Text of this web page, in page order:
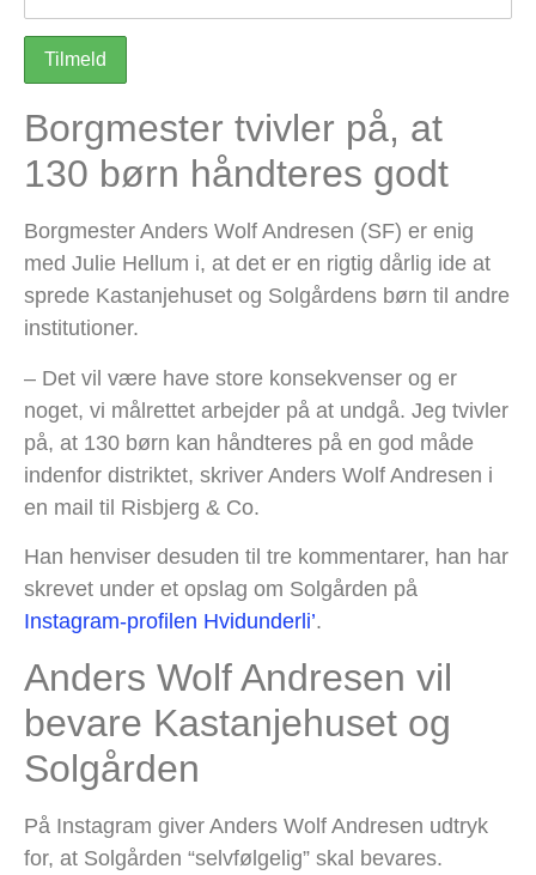
Borgmester tvivler på, at
130 børn håndteres godt
Borgmester Anders Wolf Andresen (SF) er enig
med Julie Hellum i, at det er en rigtig dårlig ide at
sprede Kastanjehuset og Solgårdens børn til andre
institutioner.
– Det vil være have store konsekvenser og er
noget, vi målrettet arbejder på at undgå. Jeg tvivler
på, at 130 børn kan håndteres på en god måde
indenfor distriktet, skriver Anders Wolf Andresen i
en mail til Risbjerg & Co.
Han henviser desuden til tre kommentarer, han har
skrevet under et opslag om Solgården på
Instagram-profilen Hvidunderli’.
Anders Wolf Andresen vil
bevare Kastanjehuset og
Solgården
På Instagram giver Anders Wolf Andresen udtryk
for, at Solgården “selvfølgelig” skal bevares.